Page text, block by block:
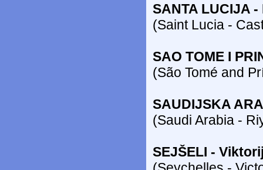
SANTA LUCIJA
(Saint Lucia -
SAO TOME I
(São Tomé and
SAUDIJSKA
(Saudi Arabia -
SEJŠELI -